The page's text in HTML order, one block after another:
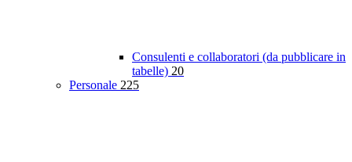
Consulenti e collaboratori (da pubblicare in
tabelle) 20
Personale 225